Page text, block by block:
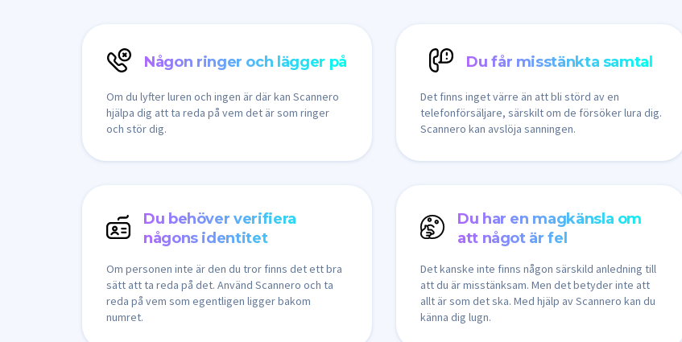
Någon ringer och lägger på
Om du lyfter luren och ingen är där kan Scannero
hjälpa dig att ta reda på vem det är som ringer
och stör dig.
Du får misstänkta samtal
Det finns inget värre än att bli störd av en
telefonförsäljare, särskilt om de försöker lura dig.
Scannero kan avslöja sanningen.
Du behöver verifiera
någons identitet
Om personen inte är den du tror finns det ett bra
sätt att ta reda på det. Använd Scannero och ta
reda på vem som egentligen ligger bakom
numret.
Du har en magkänsla om
att något är fel
Det kanske inte finns någon särskild anledning till
att du är misstänksam. Men det betyder inte att
allt är som det ska. Med hjälp av Scannero kan du
känna dig lugn.